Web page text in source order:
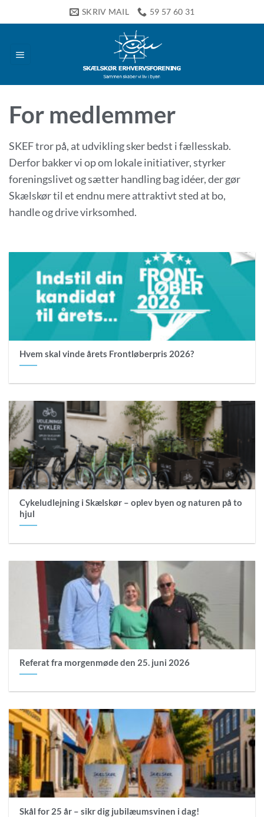
til
SKRIV MAIL 59 57 60 31
For medlemmer
SKEF tror på, at udvikling sker bedst i fællesskab.
Derfor bakker vi op om lokale initiativer, styrker
foreningslivet og sætter handling bag idéer, der gør
Skælskør til et endnu mere attraktivt sted at bo,
handle og drive virksomhed.
Hvem skal vinde årets Frontløberpris 2026?
Cykeludlejning i Skælskør – oplev byen og naturen på to
hjul
Referat fra morgenmøde den 25. juni 2026
Skål for 25 år – sikr dig jubilæumsvinen i dag!